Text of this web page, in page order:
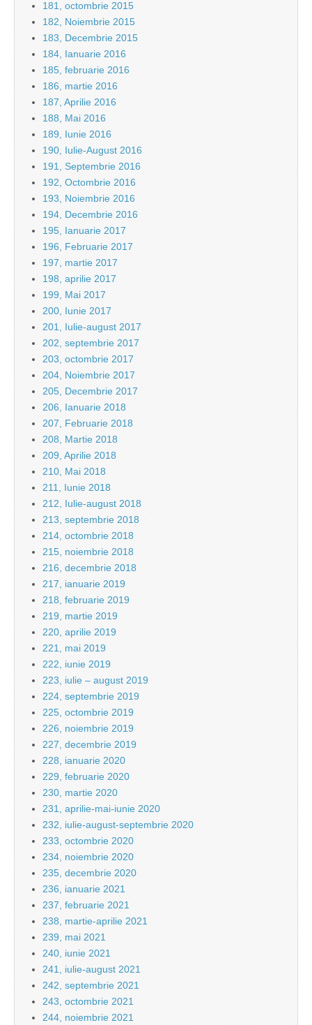
181, octombrie 2015
182, Noiembrie 2015
183, Decembrie 2015
184, Ianuarie 2016
185, februarie 2016
186, martie 2016
187, Aprilie 2016
188, Mai 2016
189, Iunie 2016
190, Iulie-August 2016
191, Septembrie 2016
192, Octombrie 2016
193, Noiembrie 2016
194, Decembrie 2016
195, Ianuarie 2017
196, Februarie 2017
197, martie 2017
198, aprilie 2017
199, Mai 2017
200, Iunie 2017
201, Iulie-august 2017
202, septembrie 2017
203, octombrie 2017
204, Noiembrie 2017
205, Decembrie 2017
206, Ianuarie 2018
207, Februarie 2018
208, Martie 2018
209, Aprilie 2018
210, Mai 2018
211, Iunie 2018
212, Iulie-august 2018
213, septembrie 2018
214, octombrie 2018
215, noiembrie 2018
216, decembrie 2018
217, ianuarie 2019
218, februarie 2019
219, martie 2019
220, aprilie 2019
221, mai 2019
222, iunie 2019
223, iulie – august 2019
224, septembrie 2019
225, octombrie 2019
226, noiembrie 2019
227, decembrie 2019
228, ianuarie 2020
229, februarie 2020
230, martie 2020
231, aprilie-mai-iunie 2020
232, iulie-august-septembrie 2020
233, octombrie 2020
234, noiembrie 2020
235, decembrie 2020
236, ianuarie 2021
237, februarie 2021
238, martie-aprilie 2021
239, mai 2021
240, iunie 2021
241, iulie-august 2021
242, septembrie 2021
243, octombrie 2021
244, noiembrie 2021